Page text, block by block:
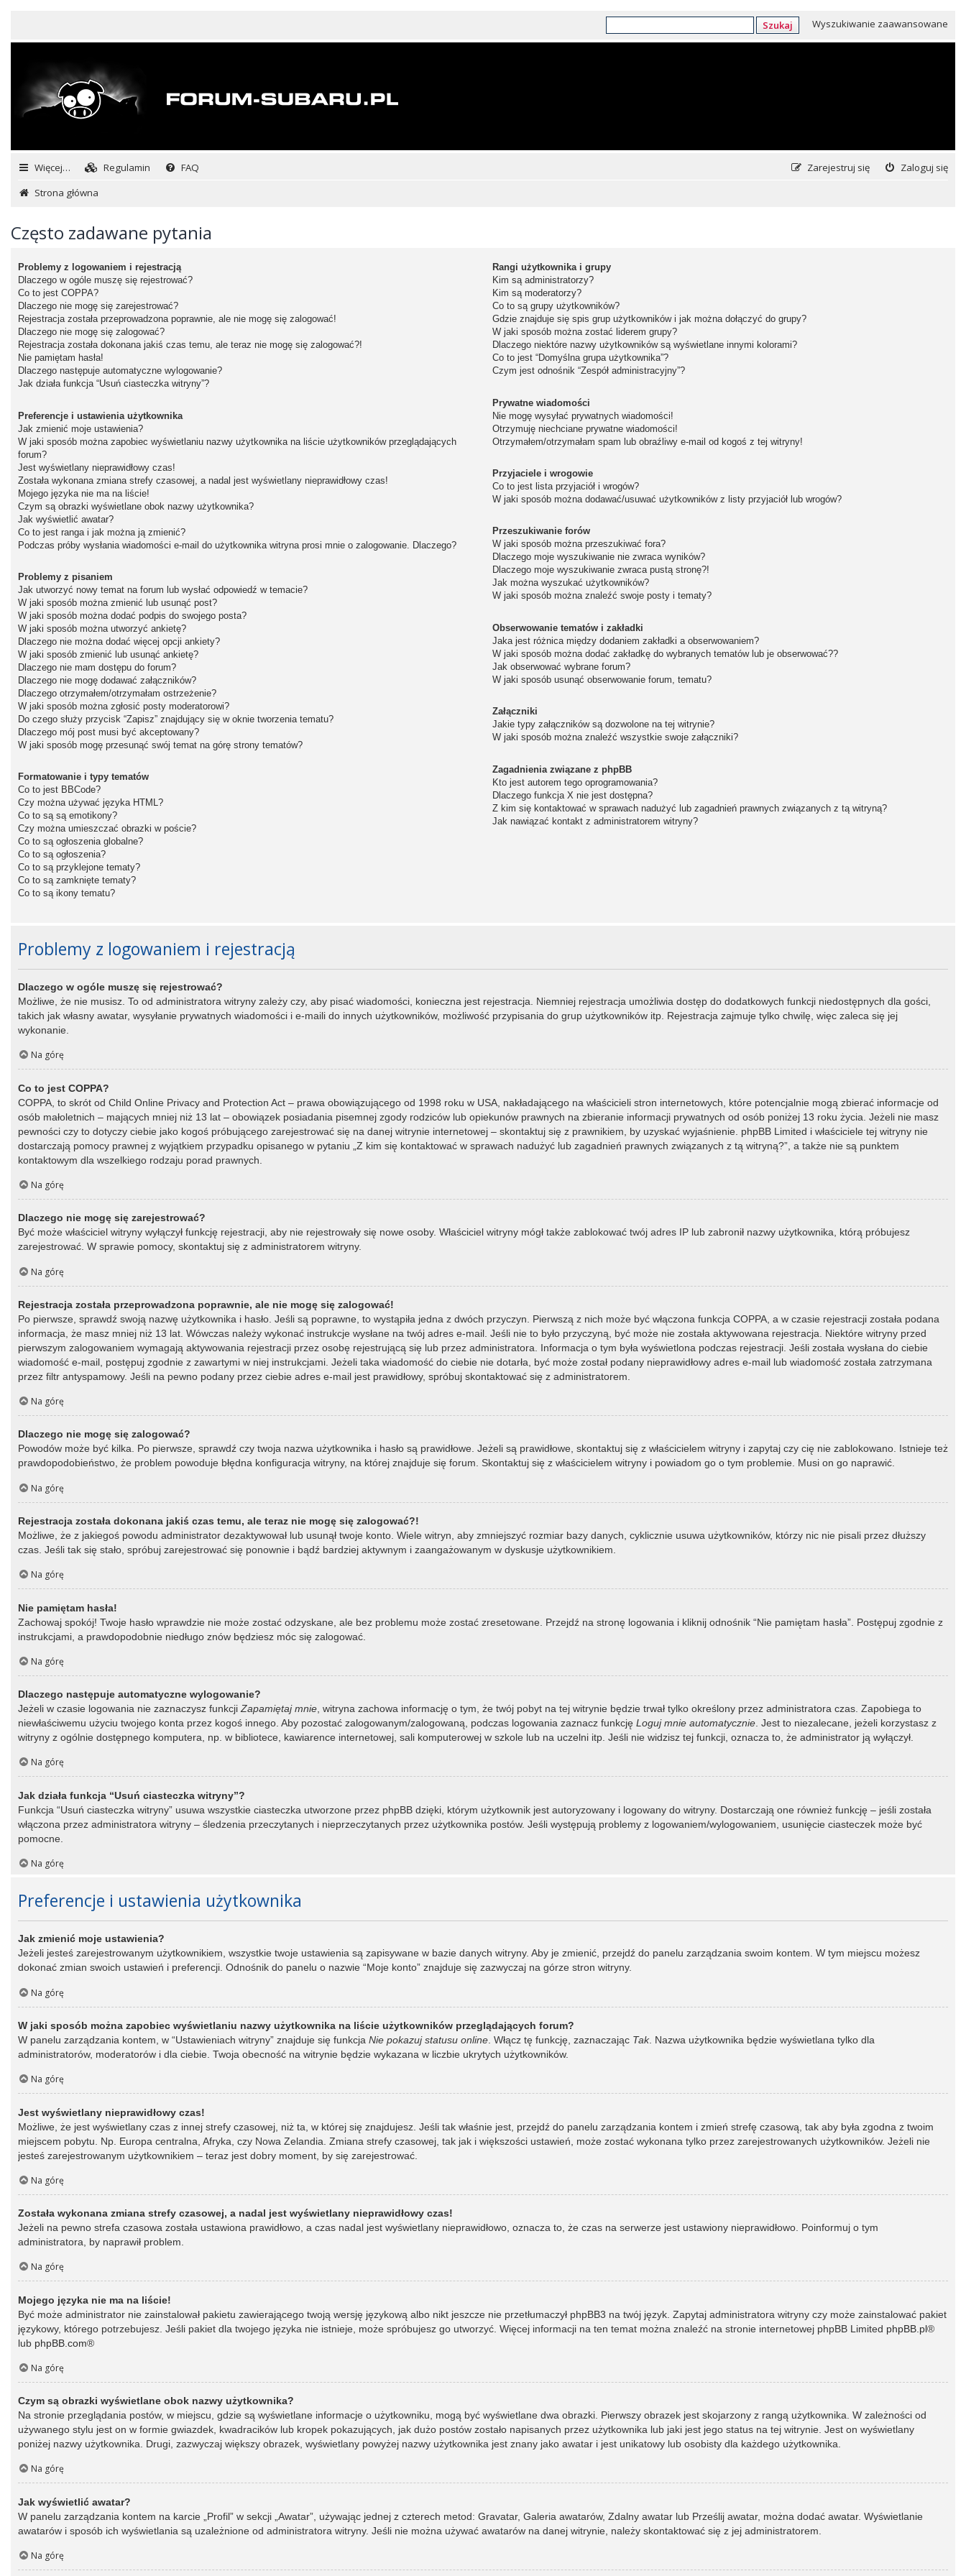
Szukaj Wyszukiwanie zaawansowane
Więcej… Regulamin FAQ Zaloguj się
Zarejestruj się
Strona główna
Często zadawane pytania
Problemy z logowaniem i rejestracją
Dlaczego w ogóle muszę się rejestrować?
Co to jest COPPA?
Dlaczego nie mogę się zarejestrować?
Rejestracja została przeprowadzona poprawnie, ale nie mogę się zalogować!
Dlaczego nie mogę się zalogować?
Rejestracja została dokonana jakiś czas temu, ale teraz nie mogę się zalogować?!
Nie pamiętam hasła!
Dlaczego następuje automatyczne wylogowanie?
Jak działa funkcja “Usuń ciasteczka witryny”?
Preferencje i ustawienia użytkownika
Jak zmienić moje ustawienia?
W jaki sposób można zapobiec wyświetlaniu nazwy użytkownika na liście użytkowników przeglądających
forum?
Jest wyświetlany nieprawidłowy czas!
Została wykonana zmiana strefy czasowej, a nadal jest wyświetlany nieprawidłowy czas!
Mojego języka nie ma na liście!
Czym są obrazki wyświetlane obok nazwy użytkownika?
Jak wyświetlić awatar?
Co to jest ranga i jak można ją zmienić?
Podczas próby wysłania wiadomości e-mail do użytkownika witryna prosi mnie o zalogowanie. Dlaczego?
Problemy z pisaniem
Jak utworzyć nowy temat na forum lub wysłać odpowiedź w temacie?
W jaki sposób można zmienić lub usunąć post?
W jaki sposób można dodać podpis do swojego posta?
W jaki sposób można utworzyć ankietę?
Dlaczego nie można dodać więcej opcji ankiety?
W jaki sposób zmienić lub usunąć ankietę?
Dlaczego nie mam dostępu do forum?
Dlaczego nie mogę dodawać załączników?
Dlaczego otrzymałem/otrzymałam ostrzeżenie?
W jaki sposób można zgłosić posty moderatorowi?
Do czego służy przycisk “Zapisz” znajdujący się w oknie tworzenia tematu?
Dlaczego mój post musi być akceptowany?
W jaki sposób mogę przesunąć swój temat na górę strony tematów?
Formatowanie i typy tematów
Co to jest BBCode?
Czy można używać języka HTML?
Co to są są emotikony?
Czy można umieszczać obrazki w poście?
Co to są ogłoszenia globalne?
Co to są ogłoszenia?
Co to są przyklejone tematy?
Co to są zamknięte tematy?
Co to są ikony tematu?
Rangi użytkownika i grupy
Kim są administratorzy?
Kim są moderatorzy?
Co to są grupy użytkowników?
Gdzie znajduje się spis grup użytkowników i jak można dołączyć do grupy?
W jaki sposób można zostać liderem grupy?
Dlaczego niektóre nazwy użytkowników są wyświetlane innymi kolorami?
Co to jest “Domyślna grupa użytkownika”?
Czym jest odnośnik “Zespół administracyjny”?
Prywatne wiadomości
Nie mogę wysyłać prywatnych wiadomości!
Otrzymuję niechciane prywatne wiadomości!
Otrzymałem/otrzymałam spam lub obraźliwy e-mail od kogoś z tej witryny!
Przyjaciele i wrogowie
Co to jest lista przyjaciół i wrogów?
W jaki sposób można dodawać/usuwać użytkowników z listy przyjaciół lub wrogów?
Przeszukiwanie forów
W jaki sposób można przeszukiwać fora?
Dlaczego moje wyszukiwanie nie zwraca wyników?
Dlaczego moje wyszukiwanie zwraca pustą stronę?!
Jak można wyszukać użytkowników?
W jaki sposób można znaleźć swoje posty i tematy?
Obserwowanie tematów i zakładki
Jaka jest różnica między dodaniem zakładki a obserwowaniem?
W jaki sposób można dodać zakładkę do wybranych tematów lub je obserwować??
Jak obserwować wybrane forum?
W jaki sposób usunąć obserwowanie forum, tematu?
Załączniki
Jakie typy załączników są dozwolone na tej witrynie?
W jaki sposób można znaleźć wszystkie swoje załączniki?
Zagadnienia związane z phpBB
Kto jest autorem tego oprogramowania?
Dlaczego funkcja X nie jest dostępna?
Z kim się kontaktować w sprawach nadużyć lub zagadnień prawnych związanych z tą witryną?
Jak nawiązać kontakt z administratorem witryny?
Problemy z logowaniem i rejestracją
Dlaczego w ogóle muszę się rejestrować?
Możliwe, że nie musisz. To od administratora witryny zależy czy, aby pisać wiadomości, konieczna jest rejestracja. Niemniej rejestracja umożliwia dostęp do dodatkowych funkcji niedostępnych dla gości,
takich jak własny awatar, wysyłanie prywatnych wiadomości i e-maili do innych użytkowników, możliwość przypisania do grup użytkowników itp. Rejestracja zajmuje tylko chwilę, więc zaleca się jej
wykonanie.
Na górę
Co to jest COPPA?
COPPA, to skrót od Child Online Privacy and Protection Act – prawa obowiązującego od 1998 roku w USA, nakładającego na właścicieli stron internetowych, które potencjalnie mogą zbierać informacje od
osób małoletnich – mających mniej niż 13 lat – obowiązek posiadania pisemnej zgody rodziców lub opiekunów prawnych na zbieranie informacji prywatnych od osób poniżej 13 roku życia. Jeżeli nie masz
pewności czy to dotyczy ciebie jako kogoś próbującego zarejestrować się na danej witrynie internetowej – skontaktuj się z prawnikiem, by uzyskać wyjaśnienie. phpBB Limited i właściciele tej witryny nie
dostarczają pomocy prawnej z wyjątkiem przypadku opisanego w pytaniu „Z kim się kontaktować w sprawach nadużyć lub zagadnień prawnych związanych z tą witryną?”, a także nie są punktem
kontaktowym dla wszelkiego rodzaju porad prawnych.
Na górę
Dlaczego nie mogę się zarejestrować?
Być może właściciel witryny wyłączył funkcję rejestracji, aby nie rejestrowały się nowe osoby. Właściciel witryny mógł także zablokować twój adres IP lub zabronił nazwy użytkownika, którą próbujesz
zarejestrować. W sprawie pomocy, skontaktuj się z administratorem witryny.
Na górę
Rejestracja została przeprowadzona poprawnie, ale nie mogę się zalogować!
Po pierwsze, sprawdź swoją nazwę użytkownika i hasło. Jeśli są poprawne, to wystąpiła jedna z dwóch przyczyn. Pierwszą z nich może być włączona funkcja COPPA, a w czasie rejestracji została podana
informacja, że masz mniej niż 13 lat. Wówczas należy wykonać instrukcje wysłane na twój adres e-mail. Jeśli nie to było przyczyną, być może nie została aktywowana rejestracja. Niektóre witryny przed
pierwszym zalogowaniem wymagają aktywowania rejestracji przez osobę rejestrującą się lub przez administratora. Informacja o tym była wyświetlona podczas rejestracji. Jeśli została wysłana do ciebie
wiadomość e-mail, postępuj zgodnie z zawartymi w niej instrukcjami. Jeżeli taka wiadomość do ciebie nie dotarła, być może został podany nieprawidłowy adres e-mail lub wiadomość została zatrzymana
przez filtr antyspamowy. Jeśli na pewno podany przez ciebie adres e-mail jest prawidłowy, spróbuj skontaktować się z administratorem.
Na górę
Dlaczego nie mogę się zalogować?
Powodów może być kilka. Po pierwsze, sprawdź czy twoja nazwa użytkownika i hasło są prawidłowe. Jeżeli są prawidłowe, skontaktuj się z właścicielem witryny i zapytaj czy cię nie zablokowano. Istnieje też
prawdopodobieństwo, że problem powoduje błędna konfiguracja witryny, na której znajduje się forum. Skontaktuj się z właścicielem witryny i powiadom go o tym problemie. Musi on go naprawić.
Na górę
Rejestracja została dokonana jakiś czas temu, ale teraz nie mogę się zalogować?!
Możliwe, że z jakiegoś powodu administrator dezaktywował lub usunął twoje konto. Wiele witryn, aby zmniejszyć rozmiar bazy danych, cyklicznie usuwa użytkowników, którzy nic nie pisali przez dłuższy
czas. Jeśli tak się stało, spróbuj zarejestrować się ponownie i bądź bardziej aktywnym i zaangażowanym w dyskusje użytkownikiem.
Na górę
Nie pamiętam hasła!
Zachowaj spokój! Twoje hasło wprawdzie nie może zostać odzyskane, ale bez problemu może zostać zresetowane. Przejdź na stronę logowania i kliknij odnośnik “Nie pamiętam hasła”. Postępuj zgodnie z
instrukcjami, a prawdopodobnie niedługo znów będziesz móc się zalogować.
Na górę
Dlaczego następuje automatyczne wylogowanie?
Jeżeli w czasie logowania nie zaznaczysz funkcjiZapamiętaj mnie, witryna zachowa informację o tym, że twój pobyt na tej witrynie będzie trwał tylko określony przez administratora czas. Zapobiega to
niewłaściwemu użyciu twojego konta przez kogoś innego. Aby pozostać zalogowanym/zalogowaną, podczas logowania zaznacz funkcję Loguj mnie automatycznie. Jest to niezalecane, jeżeli korzystasz z
witryny z ogólnie dostępnego komputera, np. w bibliotece, kawiarence internetowej, sali komputerowej w szkole lub na uczelni itp. Jeśli nie widzisz tej funkcji, oznacza to, że administrator ją wyłączył.
Na górę
Jak działa funkcja “Usuń ciasteczka witryny”?
Funkcja “Usuń ciasteczka witryny” usuwa wszystkie ciasteczka utworzone przez phpBB dzięki, którym użytkownik jest autoryzowany i logowany do witryny. Dostarczają one również funkcję – jeśli została
włączona przez administratora witryny – śledzenia przeczytanych i nieprzeczytanych przez użytkownika postów. Jeśli występują problemy z logowaniem/wylogowaniem, usunięcie ciasteczek może być
pomocne.
Na górę
Preferencje i ustawienia użytkownika
Jak zmienić moje ustawienia?
Jeżeli jesteś zarejestrowanym użytkownikiem, wszystkie twoje ustawienia są zapisywane w bazie danych witryny. Aby je zmienić, przejdź do panelu zarządzania swoim kontem. W tym miejscu możesz
dokonać zmian swoich ustawień i preferencji. Odnośnik do panelu o nazwie “Moje konto” znajduje się zazwyczaj na górze stron witryny.
Na górę
W jaki sposób można zapobiec wyświetlaniu nazwy użytkownika na liście użytkowników przeglądających forum?
W panelu zarządzania kontem, w “Ustawieniach witryny” znajduje się funkcja Nie pokazuj statusu online . Włącz tę funkcję, zaznaczając Tak. Nazwa użytkownika będzie wyświetlana tylko dla
administratorów, moderatorów i dla ciebie. Twoja obecność na witrynie będzie wykazana w liczbie ukrytych użytkowników.
Na górę
Jest wyświetlany nieprawidłowy czas!
Możliwe, że jest wyświetlany czas z innej strefy czasowej, niż ta, w której się znajdujesz. Jeśli tak właśnie jest, przejdź do panelu zarządzania kontem i zmień strefę czasową, tak aby była zgodna z twoim
miejscem pobytu. Np. Europa centralna, Afryka, czy Nowa Zelandia. Zmiana strefy czasowej, tak jak i większości ustawień, może zostać wykonana tylko przez zarejestrowanych użytkowników. Jeżeli nie
jesteś zarejestrowanym użytkownikiem – teraz jest dobry moment, by się zarejestrować.
Na górę
Została wykonana zmiana strefy czasowej, a nadal jest wyświetlany nieprawidłowy czas!
Jeżeli na pewno strefa czasowa została ustawiona prawidłowo, a czas nadal jest wyświetlany nieprawidłowo, oznacza to, że czas na serwerze jest ustawiony nieprawidłowo. Poinformuj o tym
administratora, by naprawił problem.
Na górę
Mojego języka nie ma na liście!
Być może administrator nie zainstalował pakietu zawierającego twoją wersję językową albo nikt jeszcze nie przetłumaczył phpBB3 na twój język. Zapytaj administratora witryny czy może zainstalować pakiet
językowy, którego potrzebujesz. Jeśli pakiet dla twojego języka nie istnieje, może spróbujesz go utworzyć. Więcej informacji na ten temat można znaleźć na stronie internetowej phpBB Limited phpBB.pl®
lub phpBB.com®
Na górę
Czym są obrazki wyświetlane obok nazwy użytkownika?
Na stronie przeglądania postów, w miejscu, gdzie są wyświetlane informacje o użytkowniku, mogą być wyświetlane dwa obrazki. Pierwszy obrazek jest skojarzony z rangą użytkownika. W zależności od
używanego stylu jest on w formie gwiazdek, kwadracików lub kropek pokazujących, jak dużo postów zostało napisanych przez użytkownika lub jaki jest jego status na tej witrynie. Jest on wyświetlany
poniżej nazwy użytkownika. Drugi, zazwyczaj większy obrazek, wyświetlany powyżej nazwy użytkownika jest znany jako awatar i jest unikatowy lub osobisty dla każdego użytkownika.
Na górę
Jak wyświetlić awatar?
W panelu zarządzania kontem na karcie „Profil” w sekcji „Awatar”, używając jednej z czterech metod: Gravatar, Galeria awatarów, Zdalny awatar lub Prześlij awatar, można dodać awatar. Wyświetlanie
awatarów i sposób ich wyświetlania są uzależnione od administratora witryny. Jeśli nie można używać awatarów na danej witrynie, należy skontaktować się z jej administratorem.
Na górę